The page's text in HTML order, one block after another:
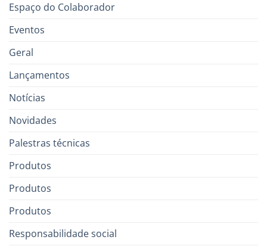
Espaço do Colaborador
Eventos
Geral
Lançamentos
Notícias
Novidades
Palestras técnicas
Produtos
Produtos
Produtos
Responsabilidade social